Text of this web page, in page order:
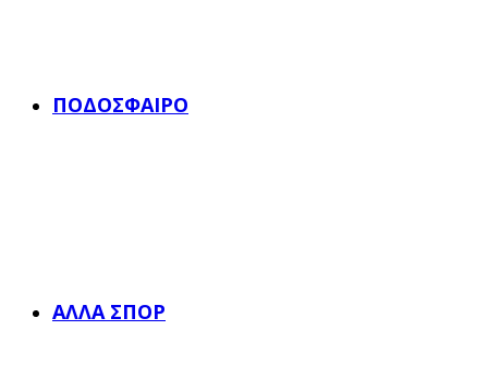
ΠΟΔΌΣΦΑΙΡΟ
ΆΛΛΑ ΣΠΟΡ